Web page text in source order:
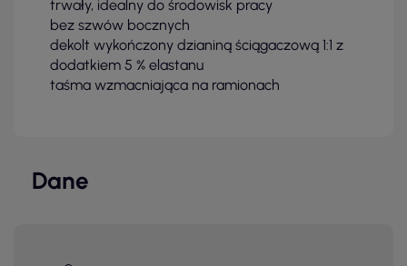
trwały, idealny do środowisk pracy
bez szwów bocznych
dekolt wykończony dzianiną ściągaczową 1:1 z
dodatkiem 5 % elastanu
taśma wzmacniająca na ramionach
Dane